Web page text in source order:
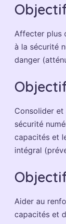
Affecter plus
à la sécurité
danger
Consolider et
sécurité
capacités et
intégral
Aider au
capacités et